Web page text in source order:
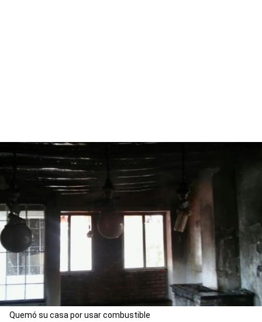
Quemó su casa por usar combustible